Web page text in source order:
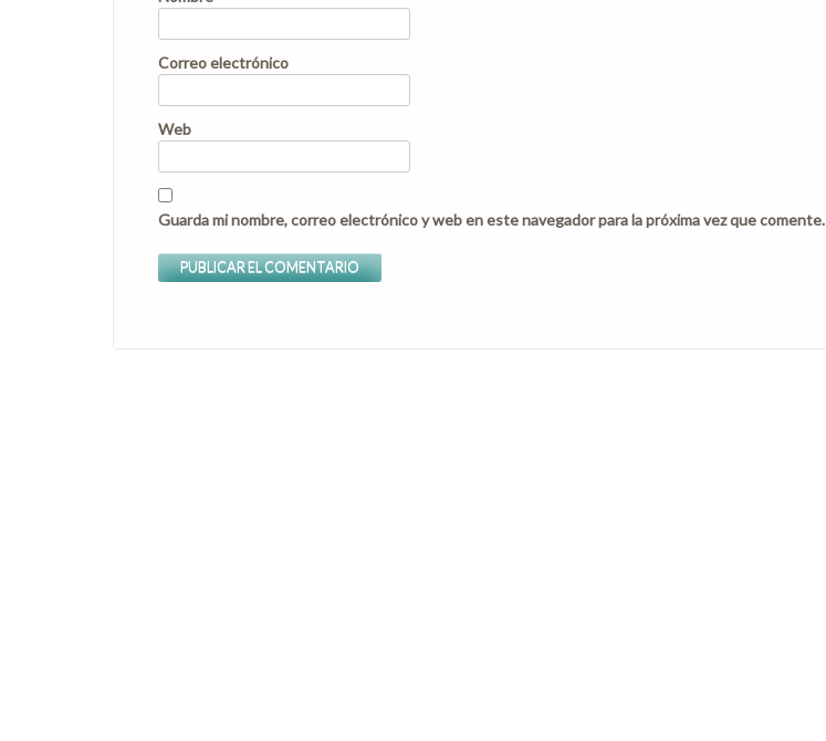
Correo electrónico
Web
Guarda mi nombre, correo electrónico y web en este navegador para la próxima vez que comente.